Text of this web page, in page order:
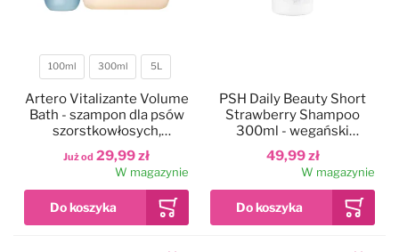
Pojemność
100ml 300ml 5L
Już od 29,99 zł
Artero Vitalizante Volume
Bath - szampon dla psów
szorstkowłosych,
dodający objętości
W magazynie
49,99 zł
PSH Daily Beauty Short
Strawberry Shampoo
300ml - wegański
szampon do krótkiej
sierści psa i kota, z biotyną
W magazynie